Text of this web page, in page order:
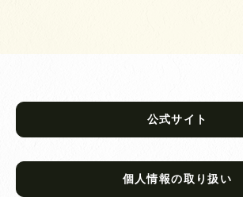
公式サイト
個人情報の取り扱い